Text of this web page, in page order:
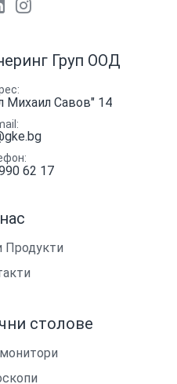
Продукти
столове
Груп ООД
Михаил Савов" 14
62 17
LinkedIn